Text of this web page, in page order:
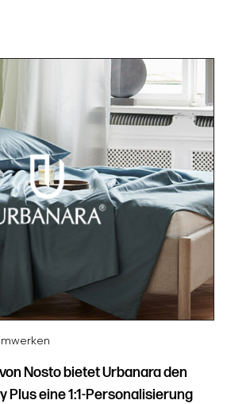
Nosto bietet Urbanara den
Plus eine 1:1-Personalisierung